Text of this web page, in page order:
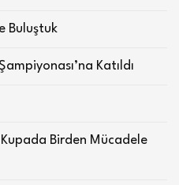
Buluştuk
Katıldı
Birden Mücadele